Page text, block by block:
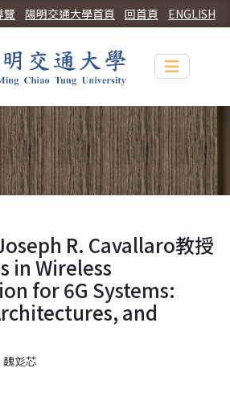
ENGLISH
回首頁
陽明交通大學首頁
覽
Toggle
R. Cavallaro教授
in Wireless
for 6G Systems:
and
魏彣芯